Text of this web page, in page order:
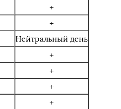
+
+
Нейтральный день
+
+
+
+